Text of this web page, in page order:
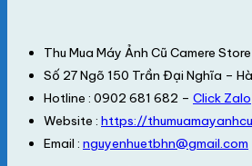
Thu Mua Máy Ảnh Cũ Camere Store
Số 27 Ngõ 150 Trần Đại Nghĩa –
Hotline : 0902 681 682 – Click Zalo
Website : https://
Email : nguyenhuetbhn@gmail.com